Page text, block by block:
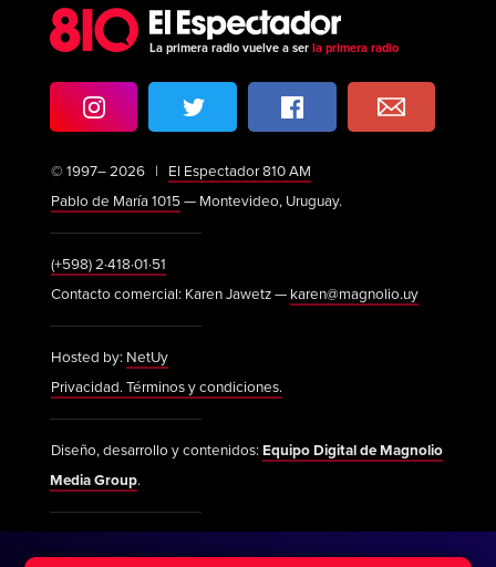
La primera radio vuelve a ser la primera radio
© 1997– 2026 | El Espectador 810 AM
Pablo de María 1015— Montevideo, Uruguay.
(+598) 2·418·01·51
Contacto comercial: Karen Jawetz — karen@magnolio.uy
Hosted by: NetUy
Privacidad. Términos y condiciones.
Diseño, desarrollo y contenidos:Equipo Digital de Magnolio
Media Group.